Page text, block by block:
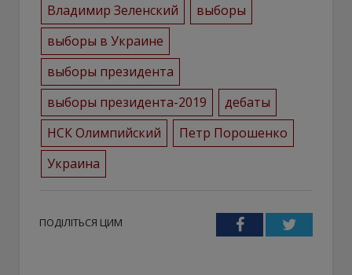
Владимир Зеленский
выборы
выборы в Украине
выборы президента
выборы президента-2019
дебаты
НСК Олимпийский
Петр Порошенко
Украина
ПОДІЛІТЬСЯ ЦИМ FacebookTwitter